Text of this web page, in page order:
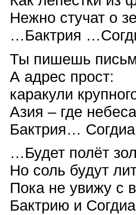
Нежно стучат о
…Бактрия
Ты пишешь
А адрес прост:
каракули
Азия – где
Бактрия…
…Будет полёт
Но соль будут
Пока не увижу с
Бактрию и